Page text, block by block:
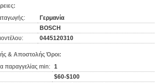
Γερμανία
BOSCH
0445120310
& Αποστολής Όροι:
παραγγελίας min: 1
$60-$100